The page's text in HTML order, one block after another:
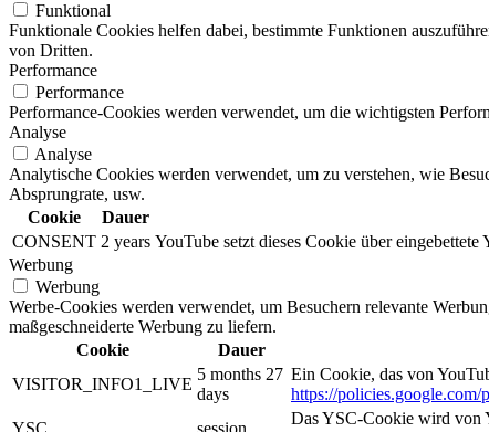
Funktional
Funktionale Cookies helfen dabei, bestimmte Funktionen
von Dritten.
Performance
Performance
Performance-Cookies werden verwendet, um die wichtigsten
Analyse
Analyse
Analytische Cookies werden verwendet, um zu verstehen, wie
Absprungrate, usw.
Cookie
Dauer
CONSENT 2 years YouTube setzt dieses Cookie über
Werbung
Werbung
Werbe-Cookies werden verwendet, um Besuchern relevante
maßgeschneiderte Werbung zu liefern.
Cookie
Dauer
VISITOR_INFO1_LIVE
5 months 27
days
Ein Cookie, das von
https://policies.google.com/
Das YSC-Cookie wird von